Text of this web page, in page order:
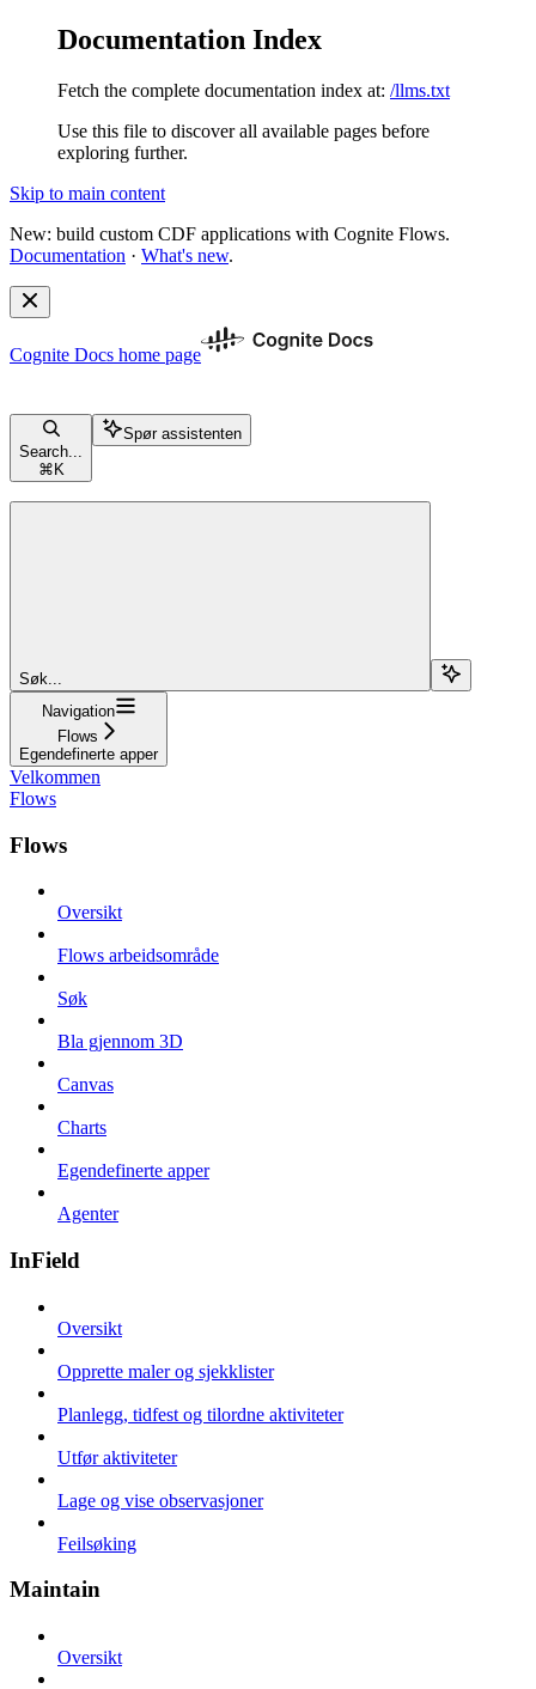
Documentation Index
Fetch the complete documentation index at: /llms.txt
Use this file to discover all available pages before
exploring further.
Skip to main content
New: build custom CDF applications with Cognite Flows.
Documentation · What's new.
Cognite Docs home page
Search...
⌘ K
Spør assistenten
Søk...
Navigation
Flows
Egendefinerte apper
Velkommen
Flows
Flows
Oversikt
Flows arbeidsområde
Søk
Bla gjennom 3D
Canvas
Charts
Egendefinerte apper
Agenter
InField
Oversikt
Opprette maler og sjekklister
Planlegg, tidfest og tilordne aktiviteter
Utfør aktiviteter
Lage og vise observasjoner
Feilsøking
Maintain
Oversikt